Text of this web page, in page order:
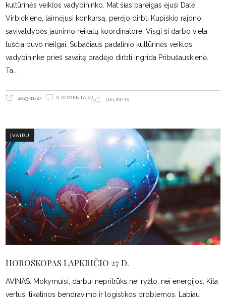
kultūrinės veiklos vadybininko. Mat šias pareigas ėjusi Dalė
Virbickienė, laimėjusi konkursą, perėjo dirbti Kupiškio rajono
savivaldybės jaunimo reikalų koordinatore. Visgi ši darbo vieta
tuščia buvo neilgai. Subačiaus padalinio kultūrinės veiklos
vadybininke prieš savaitę pradėjo dirbti Ingrida Pribušauskienė.
Ta
2023-11-27 0 KOMENTARŲ DALINTIS
ĮVAIRU
HOROSKOPAS LAPKRIČIO 27 D.
AVINAS. Mokymuisi, darbui nepritrūks nei ryžto, nei energijos. Kita
vertus, tikėtinos bendravimo ir logistikos problemos. Labiau